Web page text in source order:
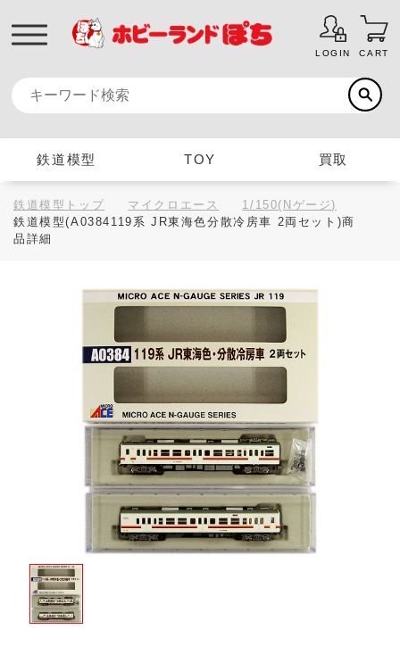
LOGIN CART
鉄道模型 TOY 買取
鉄道模型トップ マイクロエース
1/150(Nゲージ)
鉄道模型(A0384119系 JR東海色分散冷房車 2両セット)商
品詳細